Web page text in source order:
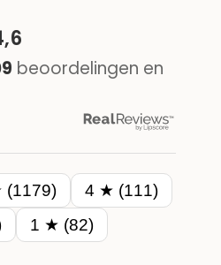
beoordelingen en
(1179)
4 ★ (111)
1 ★ (82)